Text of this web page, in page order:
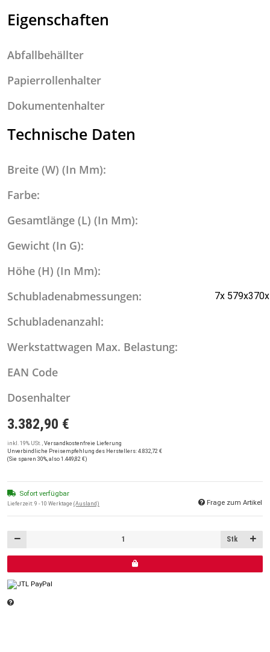
Eigenschaften
Abfallbehällter
Papierrollenhalter
Dokumentenhalter
Technische Daten
Breite (W) (In Mm):
Farbe:
Gesamtlänge (L) (In Mm):
Gewicht (In G):
Höhe (H) (In Mm):
Schubladenabmessungen:
7x
Schubladenanzahl:
Werkstattwagen Max. Belastung:
EAN Code
Dosenhalter
3.382,90 €
inkl. 19% USt. , Versandkostenfreie Lieferung
Unverbindliche Preisempfehlung des Herstellers: 4.832,72 €
(Sie sparen 30%, also 1.449,82 €)
Sofort verfügbar
Lieferzeit: 9 - 10 Werktage (Ausland) Frage zum Artikel
Stk